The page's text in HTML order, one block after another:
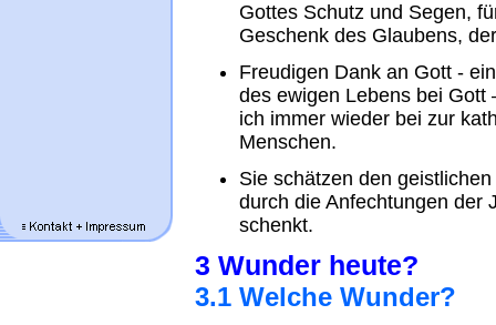
Gottes Schutz und Segen,
Geschenk des Glaubens,
Freudigen Dank an Gott -
des ewigen Lebens bei Gott
ich immer wieder bei zur
Menschen.
Sie schätzen den
durch die Anfechtungen der
schenkt.
3 Wunder heute?
3.1 Welche Wunder?